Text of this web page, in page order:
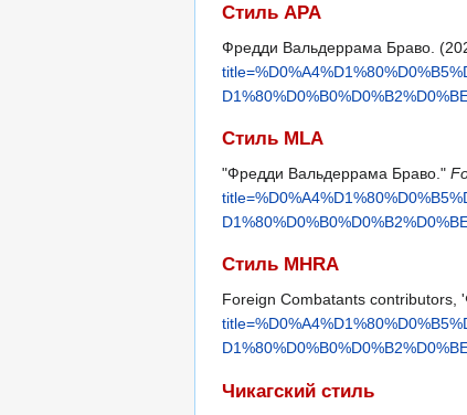
Стиль APA
Фредди Вальдеррама Браво.
Стиль MLA
"Фредди Вальдеррама Браво."
Стиль MHRA
Foreign Combatants
Чикагский стиль